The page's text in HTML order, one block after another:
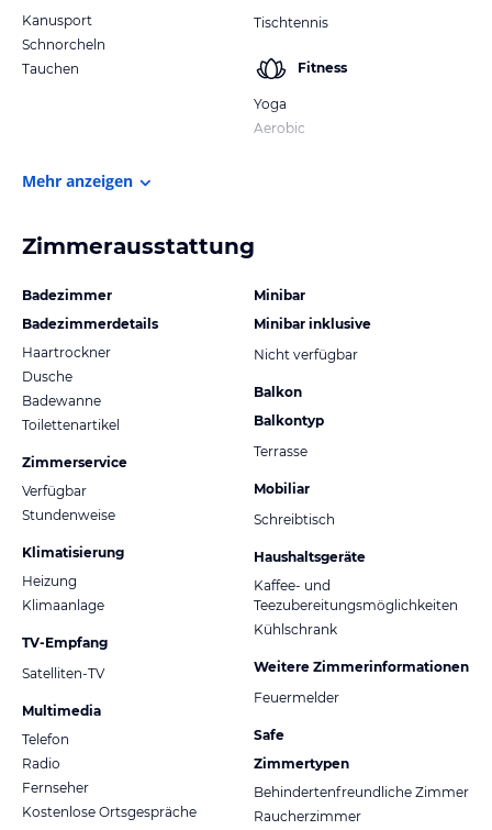
Kanusport
Schnorcheln
Tauchen
Tischtennis
Fitness
Yoga
Aerobic
Mehr anzeigen
Zimmerausstattung
Badezimmer
Badezimmerdetails
Haartrockner
Dusche
Badewanne
Toilettenartikel
Zimmerservice
Verfügbar
Stundenweise
Klimatisierung
Heizung
Klimaanlage
TV-Empfang
Satelliten-TV
Multimedia
Telefon
Radio
Fernseher
Kostenlose Ortsgespräche
Minibar
Minibar inklusive
Nicht verfügbar
Balkon
Balkontyp
Terrasse
Mobiliar
Schreibtisch
Haushaltsgeräte
Kaffee- und
Teezubereitungsmöglichkeiten
Kühlschrank
Weitere Zimmerinformationen
Feuermelder
Safe
Zimmertypen
Behindertenfreundliche Zimmer
Raucherzimmer